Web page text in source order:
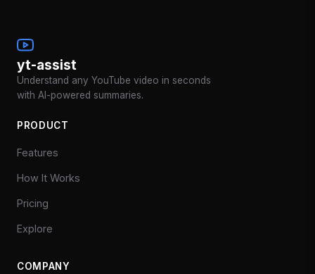
yt-assist
Understand any YouTube video in seconds
with AI-powered summaries.
PRODUCT
Features
How It Works
Pricing
Explore
COMPANY